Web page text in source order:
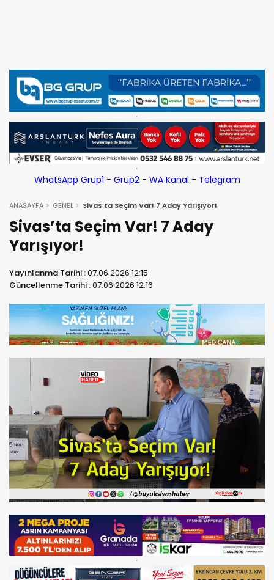
WhatsApp Grup1 - Grup2- WA Kanal - Telegram
ANASAYFA GENEL Sivas’ta Seçim Var! 7 Aday Yarışıyor!
Sivas’ta Seçim Var! 7 Aday
Yarışıyor!
Yayınlanma Tarihi :07.06.2026 12:15
Güncellenme Tarihi :07.06.2026 12:16